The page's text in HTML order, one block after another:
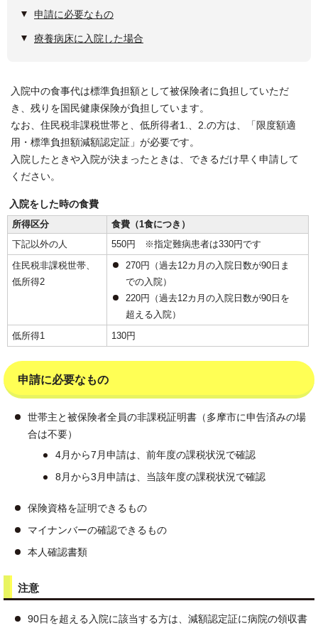
申請に必要なもの
療養病床に入院した場合
入院中の食事代は標準負担額として被保険者に負担していただ
き、残りを国民健康保険が負担しています。
なお、住民税非課税世帯と、低所得者1.、2.の方は、「限度額適
用・標準負担額減額認定証」が必要です。
入院したときや入院が決まったときは、できるだけ早く申請して
ください。
入院をした時の食費
所得区分
食費（1食につき）
下記以外の人
550円 ※指定難病患者は330円です
住民税非課税世帯、
低所得2
270円（過去12カ月の入院日数が90日ま
での入院）
220円（過去12カ月の入院日数が90日を
超える入院）
低所得1
130円
申請に必要なもの
世帯主と被保険者全員の非課税証明書（多摩市に申告済みの場
合は不要）
4月から7月申請は、前年度の課税状況で確認
8月から3月申請は、当該年度の課税状況で確認
保険資格を証明できるもの
マイナンバーの確認できるもの
本人確認書類
注意
90日を超える入院に該当する方は、減額認定証に病院の領収書